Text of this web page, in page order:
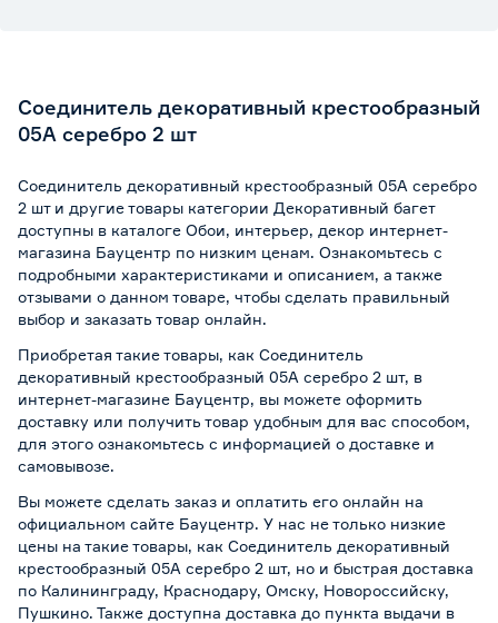
Соединитель декоративный крестообразный
05А серебро 2 шт
Соединитель декоративный крестообразный 05А серебро
2 шт и другие товары категории Декоративный багет
доступны в каталоге Обои, интерьер, декор интернет-
магазина Бауцентр по низким ценам. Ознакомьтесь с
подробными характеристиками и описанием, а также
отзывами о данном товаре, чтобы сделать правильный
выбор и заказать товар онлайн.
Приобретая такие товары, как Соединитель
декоративный крестообразный 05А серебро 2 шт, в
интернет-магазине Бауцентр, вы можете оформить
доставку или получить товар удобным для вас способом,
для этого ознакомьтесь с информацией о доставке и
самовывозе.
Вы можете сделать заказ и оплатить его онлайн на
официальном сайте Бауцентр. У нас не только низкие
цены на такие товары, как Соединитель декоративный
крестообразный 05А серебро 2 шт, но и быстрая доставка
по Калининграду, Краснодару, Омску, Новороссийску,
Пушкино. Также доступна доставка до пункта выдачи в